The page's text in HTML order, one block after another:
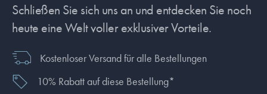
Schließen Sie sich uns an und entdecken Sie noch
heute eine Welt voller exklusiver Vorteile.
Kostenloser Versand für alle Bestellungen
10% Rabatt auf diese Bestellung*